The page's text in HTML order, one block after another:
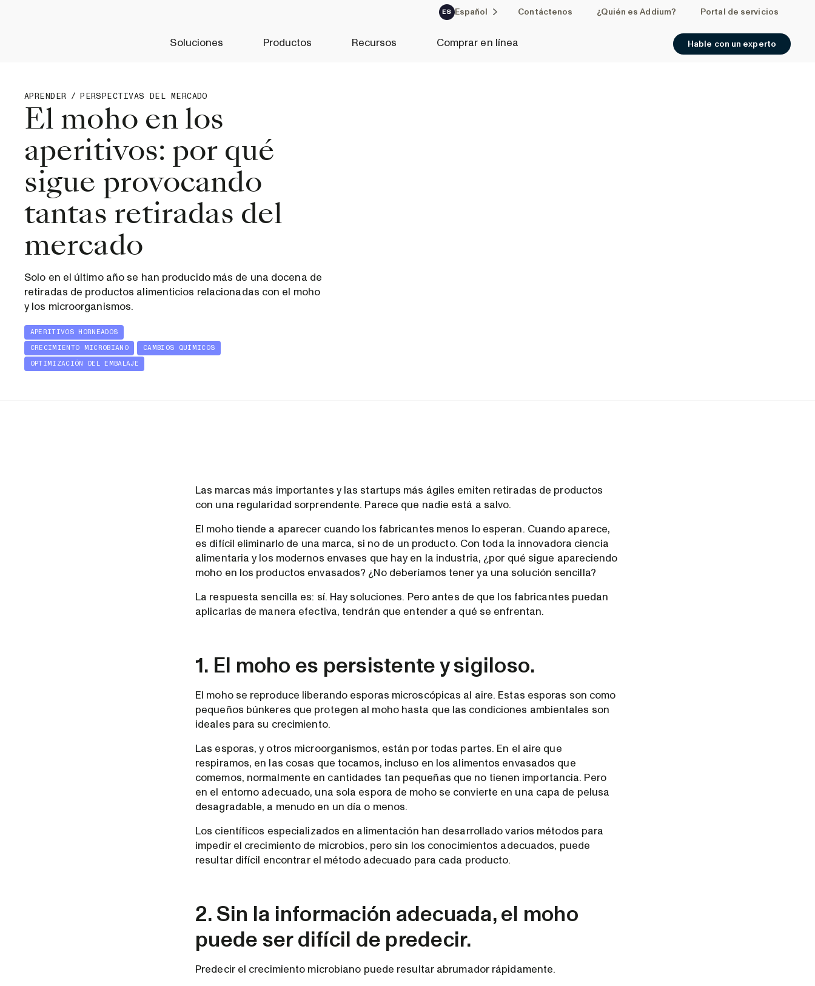
ES Español Contáctenos ¿Quién es Addium? Portal de servicios
Soluciones Productos Recursos Comprar en línea Hable con un experto
APRENDER / PERSPECTIVAS DEL MERCADO
El moho en los
aperitivos: por qué
sigue provocando
tantas retiradas del
mercado
Solo en el último año se han producido más de una docena de
retiradas de productos alimenticios relacionadas con el moho
y los microorganismos.
APERITIVOS HORNEADOS
CRECIMIENTO MICROBIANO
CAMBIOS QUÍMICOS
OPTIMIZACIÓN DEL EMBALAJE
Las marcas más importantes y las startups más ágiles emiten retiradas de productos
con una regularidad sorprendente. Parece que nadie está a salvo.
El moho tiende a aparecer cuando los fabricantes menos lo esperan. Cuando aparece,
es difícil eliminarlo de una marca, si no de un producto. Con toda la innovadora ciencia
alimentaria y los modernos envases que hay en la industria, ¿por qué sigue apareciendo
moho en los productos envasados? ¿No deberíamos tener ya una solución sencilla?
La respuesta sencilla es: sí. Hay soluciones. Pero antes de que los fabricantes puedan
aplicarlas de manera efectiva, tendrán que entender a qué se enfrentan.
1. El moho es persistente y sigiloso.
El moho se reproduce liberando esporas microscópicas al aire. Estas esporas son como
pequeños búnkeres que protegen al moho hasta que las condiciones ambientales son
ideales para su crecimiento.
Las esporas, y otros microorganismos, están por todas partes. En el aire que
respiramos, en las cosas que tocamos, incluso en los alimentos envasados que
comemos, normalmente en cantidades tan pequeñas que no tienen importancia. Pero
en el entorno adecuado, una sola espora de moho se convierte en una capa de pelusa
desagradable, a menudo en un día o menos.
Los científicos especializados en alimentación han desarrollado varios métodos para
impedir el crecimiento de microbios, pero sin los conocimientos adecuados, puede
resultar difícil encontrar el método adecuado para cada producto.
2. Sin la información adecuada, el moho
puede ser difícil de predecir.
Predecir el crecimiento microbiano puede resultar abrumador rápidamente.